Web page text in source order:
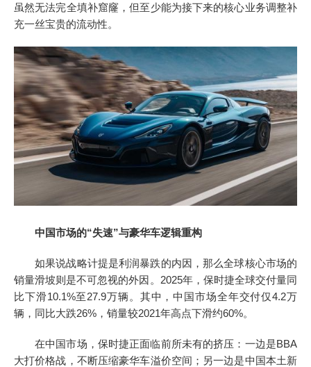
虽然无法完全填补窟窿，但至少能为接下来的核心业务调整补
充一丝宝贵的流动性。
中国市场的“失速”与豪华车逻辑重构
如果说战略计提是利润暴跌的内因，那么全球核心市场的
销量滑坡则是不可忽视的外因。2025年，保时捷全球交付量同
比下滑10.1%至27.9万辆。其中，中国市场全年交付仅4.2万
辆，同比大跌26%，销量较2021年高点下滑约60%。
在中国市场，保时捷正面临前所未有的挤压：一边是BBA
大打价格战，不断压缩豪华车溢价空间；另一边是中国本土新